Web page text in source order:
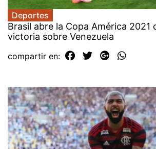
Deportes
Brasil abre la Copa América 2021
victoria sobre Venezuela
compartir en: